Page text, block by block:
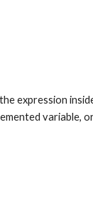
expression
variable,